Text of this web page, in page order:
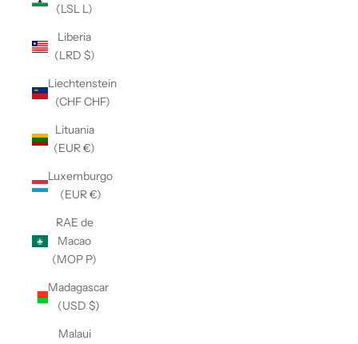
(LSL L)
Liberia
(LRD $)
Liechtenstein
(CHF CHF)
Lituania
(EUR €)
Luxemburgo
(EUR €)
RAE de
Macao
(MOP P)
Madagascar
(USD $)
Malaui